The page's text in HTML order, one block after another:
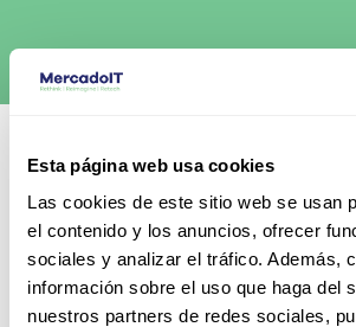
Esta página web usa cookies
Las cookies de este sitio web se usan
el contenido y los anuncios, ofrecer
sociales y analizar el tráfico. Además,
información sobre el uso que haga del
nuestros partners de redes sociales,